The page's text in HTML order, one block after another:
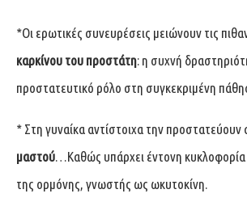
*Οι ερωτικές συνευρέσεις μειώνουν τις
καρκίνου του προστάτη: η συχνή
προστατευτικό ρόλο στη συγκεκριμένη
* Στη γυναίκα αντίστοιχα την προστατεύουν
μαστού…Καθώς υπάρχει έντονη κυκλοφορία
της ορμόνης, γνωστής ως ωκυτοκίνη.